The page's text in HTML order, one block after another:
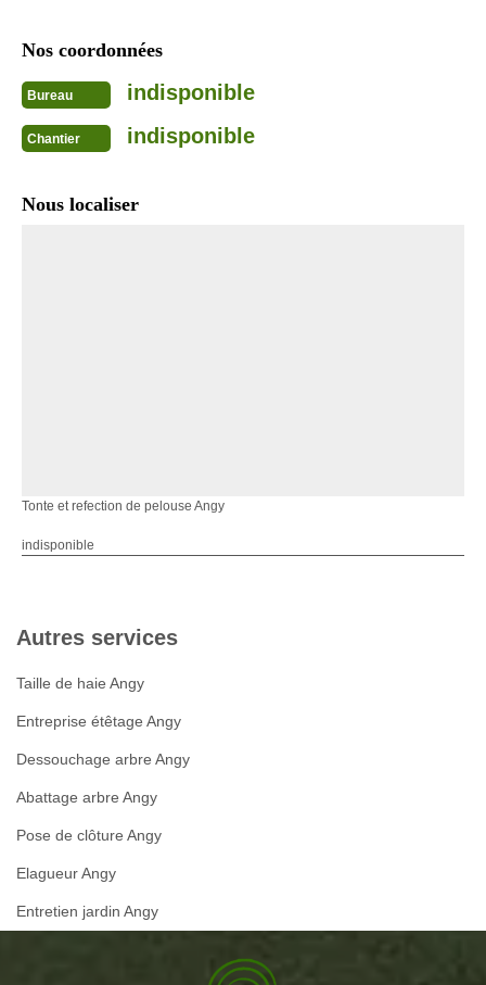
Nos coordonnées
Bureau indisponible
Chantier indisponible
Nous localiser
Tonte et refection de pelouse Angy
indisponible
Autres services
Taille de haie Angy
Entreprise étêtage Angy
Dessouchage arbre Angy
Abattage arbre Angy
Pose de clôture Angy
Elagueur Angy
Entretien jardin Angy